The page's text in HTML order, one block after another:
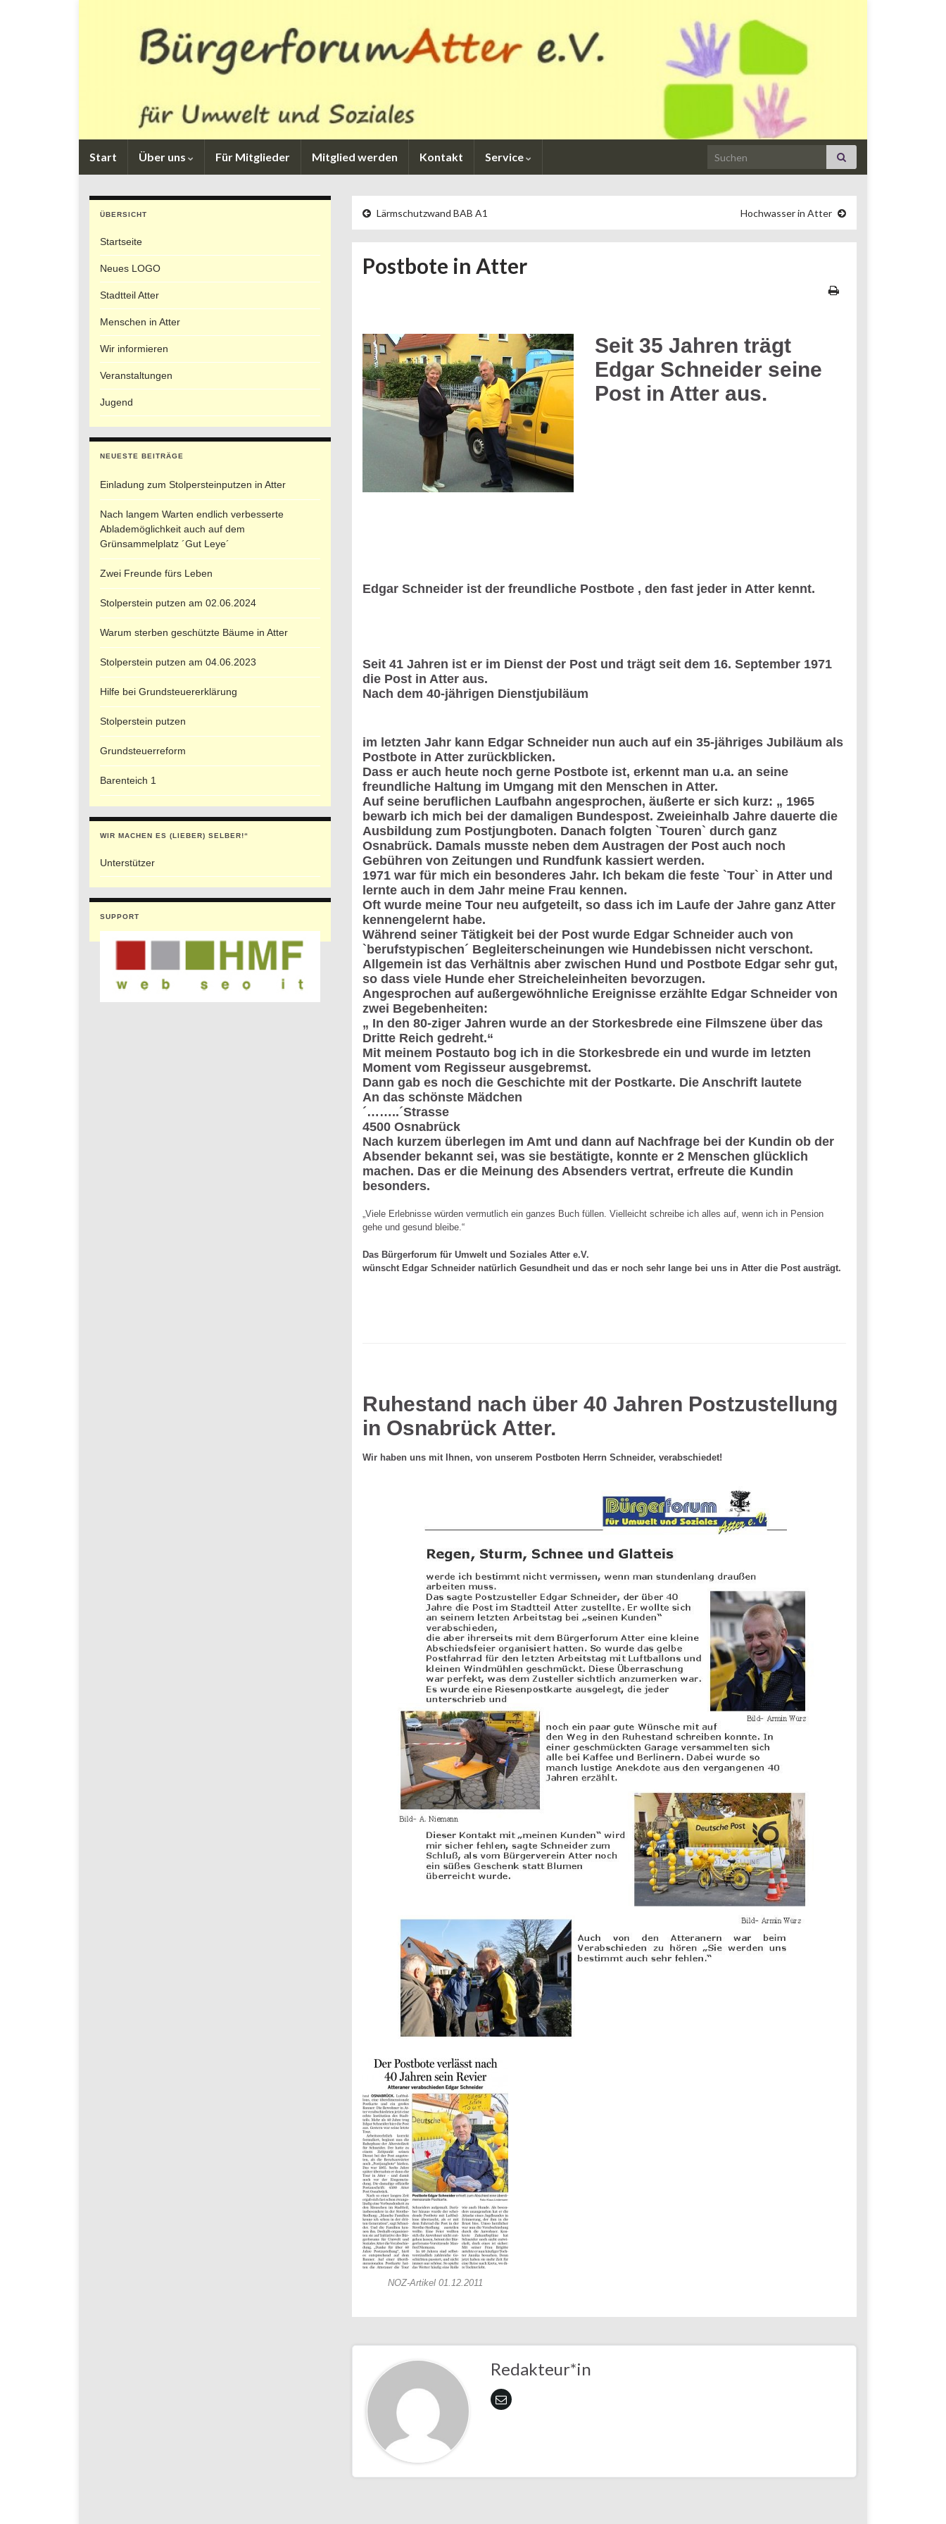
Start Über uns Für Mitglieder Mitglied werden Kontakt Service Search for:
Lärmschutzwand BAB A1 Hochwasser in Atter
Postbote in Atter
Seit 35 Jahren trägt
Edgar Schneider seine
Post in Atter aus.
Edgar Schneider ist der freundliche Postbote , den fast jeder in Atter kennt.
Seit 41 Jahren ist er im Dienst der Post und trägt seit dem 16. September 1971
die Post in Atter aus.
Nach dem 40-jährigen Dienstjubiläum
im letzten Jahr kann Edgar Schneider nun auch auf ein 35-jähriges Jubiläum als
Postbote in Atter zurückblicken.
Dass er auch heute noch gerne Postbote ist, erkennt man u.a. an seine
freundliche Haltung im Umgang mit den Menschen in Atter.
Auf seine beruflichen Laufbahn angesprochen, äußerte er sich kurz: „ 1965
bewarb ich mich bei der damaligen Bundespost. Zweieinhalb Jahre dauerte die
Ausbildung zum Postjungboten. Danach folgten `Touren` durch ganz
Osnabrück. Damals musste neben dem Austragen der Post auch noch
Gebühren von Zeitungen und Rundfunk kassiert werden.
1971 war für mich ein besonderes Jahr. Ich bekam die feste `Tour` in Atter und
lernte auch in dem Jahr meine Frau kennen.
Oft wurde meine Tour neu aufgeteilt, so dass ich im Laufe der Jahre ganz Atter
kennengelernt habe.
Während seiner Tätigkeit bei der Post wurde Edgar Schneider auch von
`berufstypischen´ Begleiterscheinungen wie Hundebissen nicht verschont.
Allgemein ist das Verhältnis aber zwischen Hund und Postbote Edgar sehr gut,
so dass viele Hunde eher Streicheleinheiten bevorzugen.
Angesprochen auf außergewöhnliche Ereignisse erzählte Edgar Schneider von
zwei Begebenheiten:
„ In den 80-ziger Jahren wurde an der Storkesbrede eine Filmszene über das
Dritte Reich gedreht.“
Mit meinem Postauto bog ich in die Storkesbrede ein und wurde im letzten
Moment vom Regisseur ausgebremst.
Dann gab es noch die Geschichte mit der Postkarte. Die Anschrift lautete
An das schönste Mädchen
´……..´Strasse
4500 Osnabrück
Nach kurzem überlegen im Amt und dann auf Nachfrage bei der Kundin ob der
Absender bekannt sei, was sie bestätigte, konnte er 2 Menschen glücklich
machen. Das er die Meinung des Absenders vertrat, erfreute die Kundin
besonders.
„Viele Erlebnisse würden vermutlich ein ganzes Buch füllen. Vielleicht schreibe ich alles auf, wenn ich in Pension
gehe und gesund bleibe.“
Das Bürgerforum für Umwelt und Soziales Atter e.V.
wünscht Edgar Schneider natürlich Gesundheit und das er noch sehr lange bei uns in Atter die Post austrägt.
Ruhestand nach über 40 Jahren Postzustellung
in Osnabrück Atter.
Wir haben uns mit Ihnen, von unserem Postboten Herrn Schneider, verabschiedet!
NOZ-Artikel 01.12.2011
Redakteur*in
ÜBERSICHT
Startseite
Neues LOGO
Stadtteil Atter
Menschen in Atter
Wir informieren
Veranstaltungen
Jugend
NEUESTE BEITRÄGE
Einladung zum Stolpersteinputzen in Atter
Nach langem Warten endlich verbesserte
Ablademöglichkeit auch auf dem
Grünsammelplatz ´Gut Leye´
Zwei Freunde fürs Leben
Stolperstein putzen am 02.06.2024
Warum sterben geschützte Bäume in Atter
Stolperstein putzen am 04.06.2023
Hilfe bei Grundsteuererklärung
Stolperstein putzen
Grundsteuerreform
Barenteich 1
WIR MACHEN ES (LIEBER) SELBER!“
Unterstützer
SUPPORT